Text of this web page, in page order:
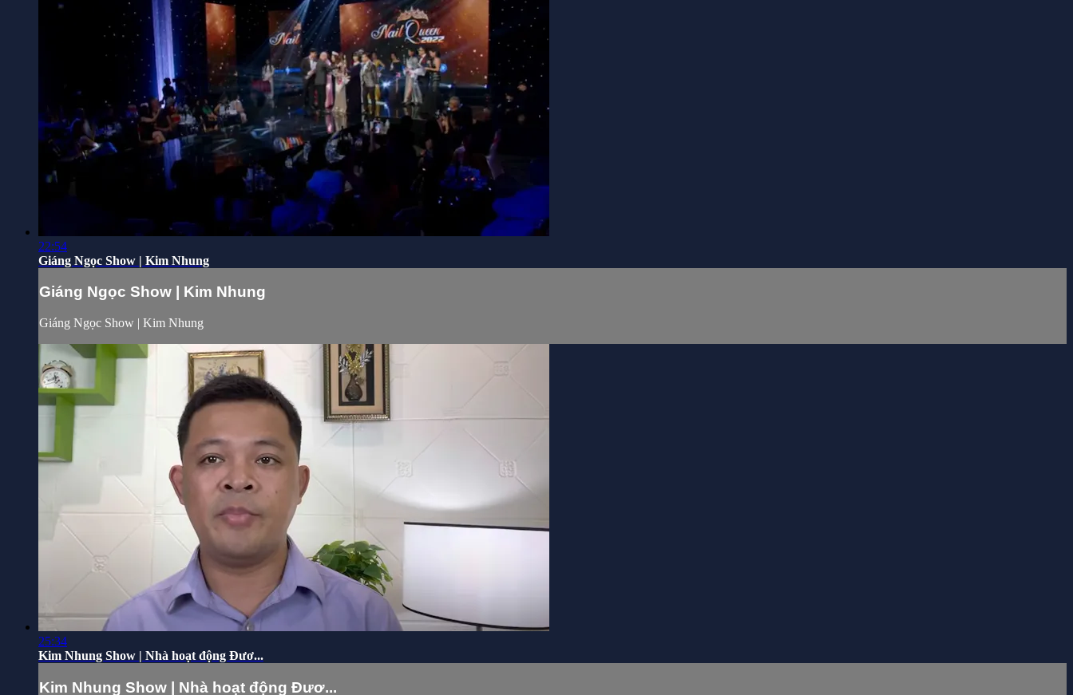
22:54
Giáng Ngọc Show | Kim Nhung
Giáng Ngọc Show | Kim Nhung
Giáng Ngọc Show | Kim Nhung
25:34
Kim Nhung Show | Nhà hoạt động Đươ...
Kim Nhung Show | Nhà hoạt động Đươ...